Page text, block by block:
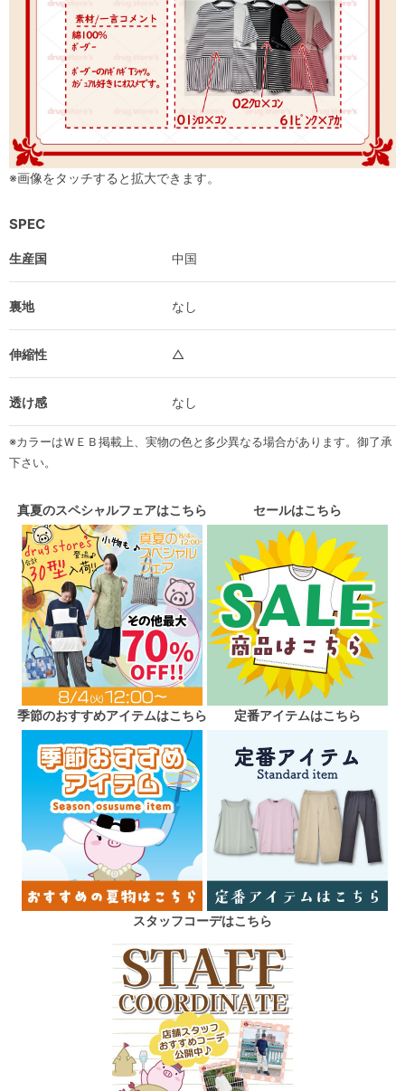
※画像をタッチすると拡大できます。
SPEC
生産国 中国
裏地 なし
伸縮性 △
透け感 なし
※カラーはＷＥＢ掲載上、実物の色と多少異なる場合があります。御了承
下さい。
真夏のスペシャルフェアはこちら セールはこちら
季節のおすすめアイテムはこちら 定番アイテムはこちら
スタッフコーデはこちら